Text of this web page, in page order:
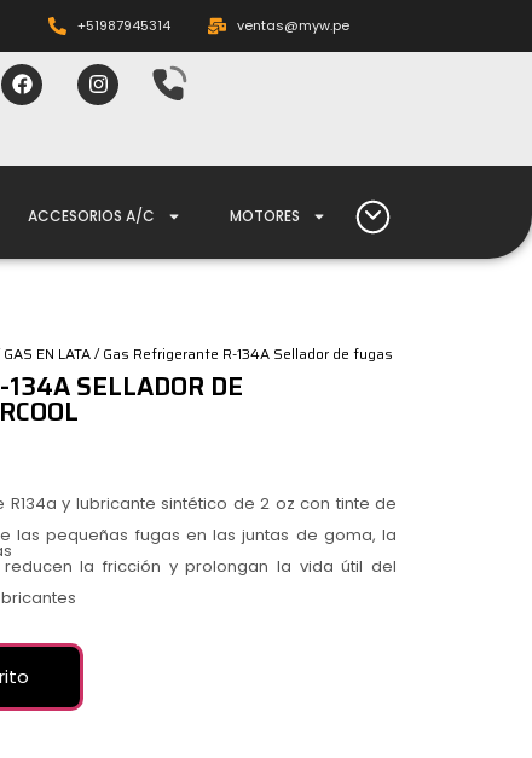
+51987945314 ventas@myw.pe
ACCESORIOS A/C MOTORES
GAS EN LATA/ Gas Refrigerante R-134A Sellador de fugas
SELLADOR DE
R134a y lubricante sintético de 2 oz con tinte de
las pequeñas fugas en las juntas de goma, la
la fricción y prolongan la vida útil del